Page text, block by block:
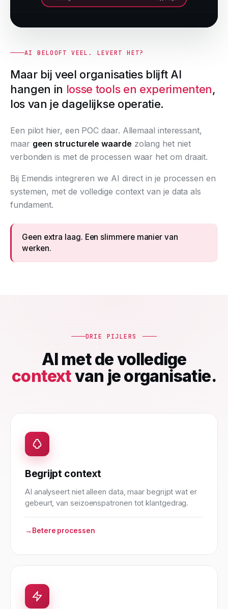
AI BELOOFT VEEL. LEVERT HET?
Maar bij veel organisaties blijft AI
hangen in losse tools en experimenten,
los van je dagelijkse operatie.
Een pilot hier, een POC daar. Allemaal interessant,
maar geen structurele waarde zolang het niet
verbonden is met de processen waar het om draait.
Bij Emendis integreren we AI direct in je processen en
systemen, met de volledige context van je data als
fundament.
Geen extra laag. Een slimmere manier van
werken.
DRIE PIJLERS
AI met de volledige
contextvan je organisatie.
Begrijpt context
AI analyseert niet alleen data, maar begrijpt wat er
gebeurt, van seizoenspatronen tot klantgedrag.
Betere processen